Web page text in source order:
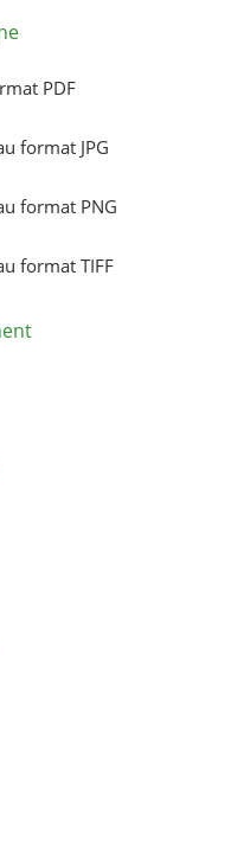
PDF
format JPG
format PNG
format TIFF